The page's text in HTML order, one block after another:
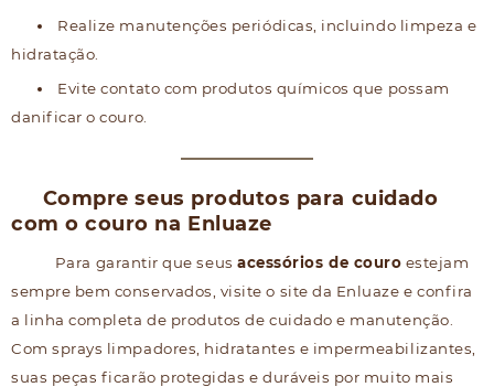
Realize manutenções periódicas, incluindo limpeza e
hidratação.
Evite contato com produtos químicos que possam
danificar o couro.
Compre seus produtos para cuidado
com o couro na Enluaze
Para garantir que seusacessórios de couro estejam
sempre bem conservados, visite o site da Enluaze e confira
a linha completa de produtos de cuidado e manutenção.
Com sprays limpadores, hidratantes e impermeabilizantes,
suas peças ficarão protegidas e duráveis por muito mais